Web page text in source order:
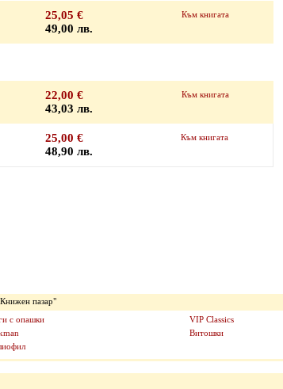
25,05 €
49,00 лв.
Към книгата
22,00 €
43,03 лв.
Към книгата
25,00 €
48,90 лв.
Към книгата
пазар"
с опашки
VIP Classics
Витошки